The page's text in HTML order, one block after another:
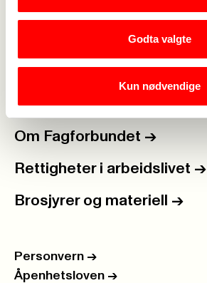
Godta valgte
Kun nødvendige
Lønn og tariff ->
For tillitsvalgte
Kalender ->
Om Fagforbundet ->
Rettigheter i arbeidslivet ->
Brosjyrer og materiell ->
Personvern ->
Åpenhetsloven ->